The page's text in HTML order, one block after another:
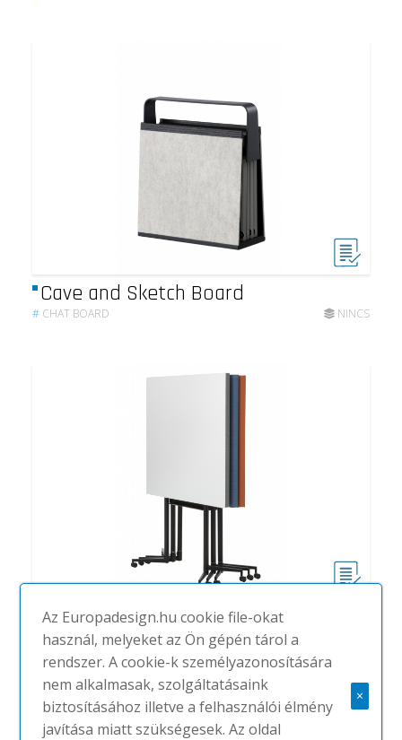
Cave and Sketch Board
# CHAT BOARD NINCS
Move
CHAT BOARD
Az Europadesign.hu cookie file-okat
használ, melyeket az Ön gépén tárol a
rendszer. A cookie-k személyazonosítására
nem alkalmasak, szolgáltatásaink
biztosításához illetve a felhasználói élmény
javítása miatt szükségesek. Az oldal
×